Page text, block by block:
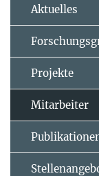
Aktuelles
Projekte
Mitarbeiter